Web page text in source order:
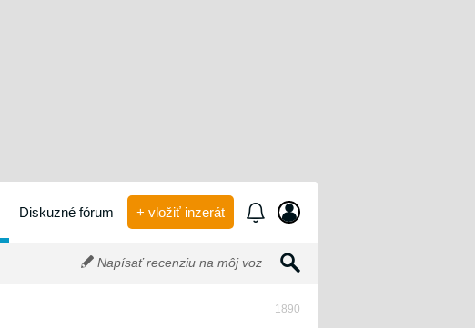
Diskuzné fórum + vložiť inzerát
Napísať recenziu na môj voz
1890